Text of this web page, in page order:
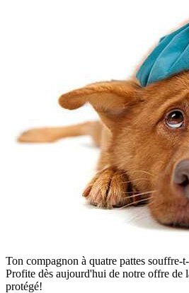
Ton compagnon à quatre pattes souffre-
Profite dès aujourd'hui de notre offre de
protégé!